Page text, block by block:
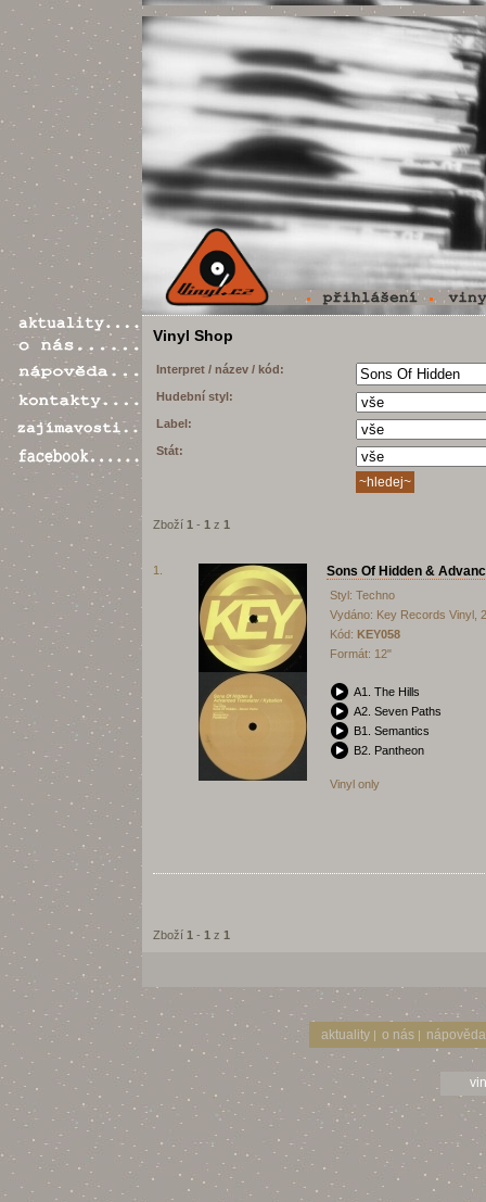
Vinyl Shop
Interpret / název / kód:
Hudební styl:
Label:
Stát:
Zboží 1 - 1 z 1
1. Sons Of Hidden &
Styl: Techno
Vydáno: Key Records Vinyl,
Kód: KEY058
Formát: 12"
A1. The Hills
A2. Seven Paths
B1. Semantics
B2. Pantheon
Vinyl only
Zboží 1 - 1 z 1
aktuality | o nás | nápověda